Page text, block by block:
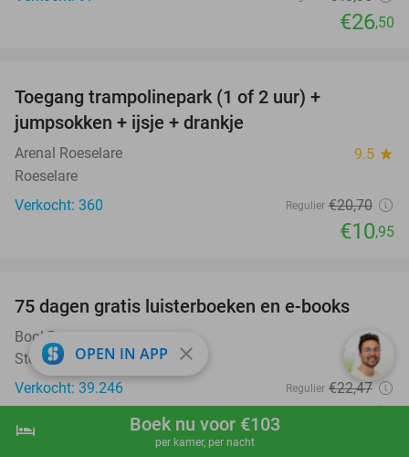
shopping_cart Boek nu
hotel Boek nu voor €103
per kamer, per nacht
€26,50
Toegang trampolinepark (1 of 2 uur) +
jumpsokken + ijsje + drankje
Arenal Roeselare 9.5 star
Roeselare
Verkocht: 360
Regulier €20,70
€10,95
75 dagen gratis luisterboeken en e-books
BookBeat
Stockholm
Verkocht: 39.246
Regulier €22,47
Gratis
OPEN IN APP close